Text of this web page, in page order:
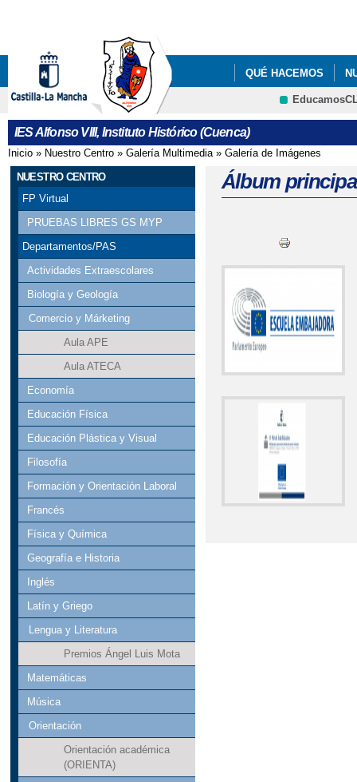
QUÉ HACEMOS
ENLACES DE
IES Alfonso VIII, Instituto Histórico (Cuenca)
Se encuentra usted aquí
Inicio » Nuestro Centro » Galería Multimedia» Galería de Imágenes
NUESTRO CENTRO
FP Virtual
PRUEBAS LIBRES GS MYP
Departamentos/PAS
Actividades Extraescolares
Biología y Geología
Comercio y Márketing
Aula APE
Aula ATECA
Economía
Educación Física
Educación Plástica y Visual
Filosofía
Formación y Orientación Laboral
Francés
Física y Química
Geografía e Historia
Inglés
Latín y Griego
Lengua y Literatura
Premios Ángel Luis Mota
Matemáticas
Música
Orientación
Orientación académica
(ORIENTA)
Álbum